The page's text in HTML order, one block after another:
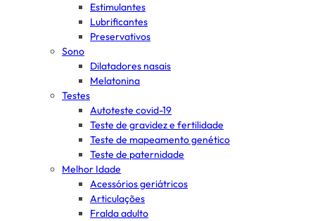
Estimulantes
Lubrificantes
Preservativos
Sono
Dilatadores nasais
Melatonina
Testes
Autoteste covid-19
Teste de gravidez e fertilidade
Teste de mapeamento genético
Teste de paternidade
Melhor Idade
Acessórios geriátricos
Articulações
Fralda adulto